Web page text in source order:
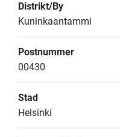
Distrikt/By
Kuninkaantammi
Postnummer
00430
Stad
Helsinki